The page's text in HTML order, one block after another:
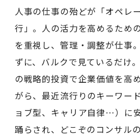
人事の仕事の殆どが「オペレ
行」。人の活力を高めるため
を重視し、管理・調整が仕事
ずに、バルクで見ているだけ
の戦略的投資で企業価値を高
がら、最近流行りのキーワー
ョブ型、キャリア自律…）に
踊らされ、どこぞのコンサル